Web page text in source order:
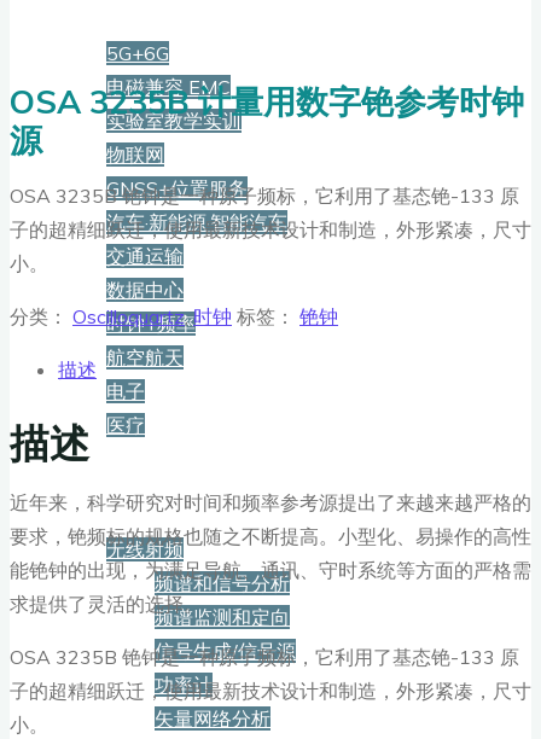
5G+6G
电磁兼容 EMC
实验室教学实训
物联网
GNSS+位置服务
汽车·新能源·智能汽车
交通运输
数据中心
时钟+频率
航空航天
电子
医疗
无线射频
频谱和信号分析
频谱监测和定向
信号生成/信号源
功率计
矢量网络分析
OSA 3235B 计量用数字铯参考时钟
源
OSA 3235B 铯钟是一种原子频标，它利用了基态铯-133 原
子的超精细跃迁，使用最新技术设计和制造，外形紧凑，尺寸
小。
分类： Oscilloquartz,时钟 标签： 铯钟
描述
描述
近年来，科学研究对时间和频率参考源提出了来越来越严格的
要求，铯频标的规格也随之不断提高。小型化、易操作的高性
能铯钟的出现，为满足导航、通讯、守时系统等方面的严格需
求提供了灵活的选择。
OSA 3235B 铯钟是一种原子频标，它利用了基态铯-133 原
子的超精细跃迁，使用最新技术设计和制造，外形紧凑，尺寸
小。